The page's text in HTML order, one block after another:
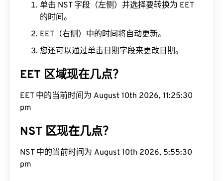
单击 NST 字段（左侧）并选择要转换为 EET
的时间。
EET（右侧）中的时间将自动更新。
您还可以通过单击日期字段来更改日期。
EET 区域现在几点？
EET 中的当前时间为 August 10th 2026, 11:25:31
pm
NST 区现在几点？
NST 中的当前时间为 August 10th 2026, 5:55:31
pm